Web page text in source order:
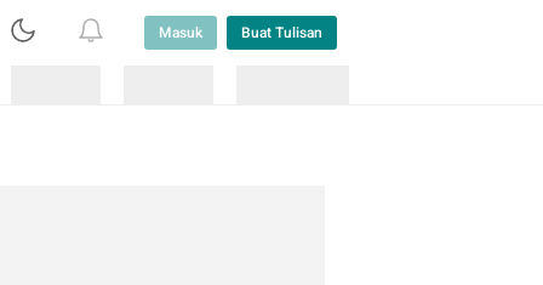
Masuk Buat Tulisan